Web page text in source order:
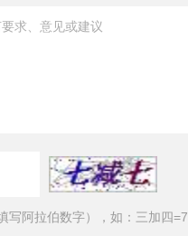
写阿拉伯数字），如：三加四=7